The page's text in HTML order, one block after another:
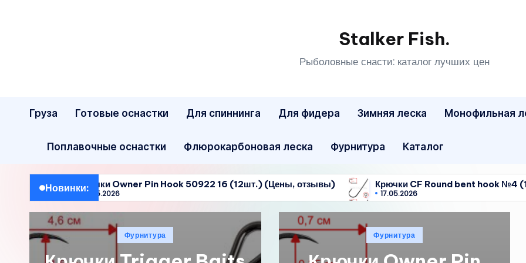
Stalker Fish.
Рыболовные снасти: каталог лучших цен
Груза Готовые оснастки Для спиннинга Для фидера Зимняя леска Монофильная
Поплавочные оснастки Флюрокарбоновая леска Фурнитура Каталог
Новинки:
Крючки Owner Pin Hook 50922 16 (12шт.) (Цены, отзывы)
17.05.2026
Крючки CF Round bent hook №4 (10шт.)
17.05.2026
Крючки Owner Pin Hook 50922 16 (12шт.) (Цены, отзывы)
17.05.2026
Крючки CF Round bent hook №4 (10шт.)
17.05.2026
Опубликовано
в
Фурнитура
Опубликовано
в
Фурнитура